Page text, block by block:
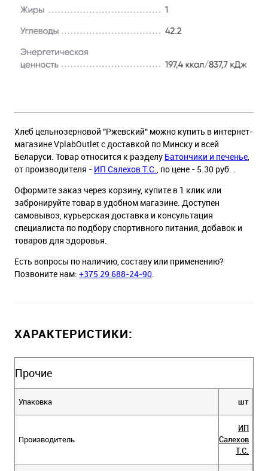
Хлеб цельнозерновой "Ржевский" можно купить в интернет-
магазине VplabOutlet с доставкой по Минску и всей
Беларуси. Товар относится к разделу Батончики и печенье,
от производителя - ИП Салехов Т.С., по цене - 5.30 руб. .
Оформите заказ через корзину, купите в 1 клик или
забронируйте товар в удобном магазине. Доступен
самовывоз, курьерская доставка и консультация
специалиста по подбору спортивного питания, добавок и
товаров для здоровья.
Есть вопросы по наличию, составу или применению?
Позвоните нам: +375 29 688-24-90.
ХАРАКТЕРИСТИКИ:
Прочие
Упаковка шт
Производитель
ИП
Салехов
Т.С.